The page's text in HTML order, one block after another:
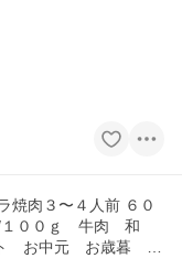
焼肉３〜４人前 ６０
１００ｇ 牛肉 和
お中元 お歳暮 誕